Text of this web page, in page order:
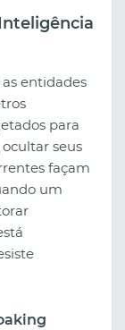
as entidades
para
seus
façam
um